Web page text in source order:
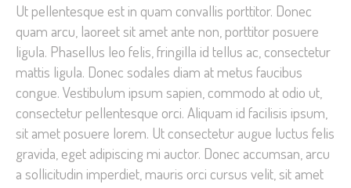
Ut pellentesque est in quam convallis porttitor. Donec
quam arcu, laoreet sit amet ante non, porttitor posuere
ligula. Phasellus leo felis, fringilla id tellus ac, consectetur
mattis ligula. Donec sodales diam at metus faucibus
congue. Vestibulum ipsum sapien, commodo at odio ut,
consectetur pellentesque orci. Aliquam id facilisis ipsum,
sit amet posuere lorem. Ut consectetur augue luctus felis
gravida, eget adipiscing mi auctor. Donec accumsan, arcu
a sollicitudin imperdiet, mauris orci cursus velit, sit amet